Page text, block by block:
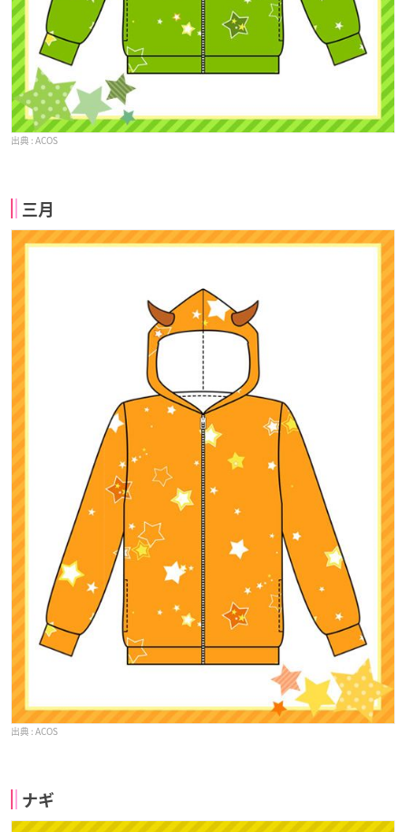
ACOS
三月
ACOS
ナギ